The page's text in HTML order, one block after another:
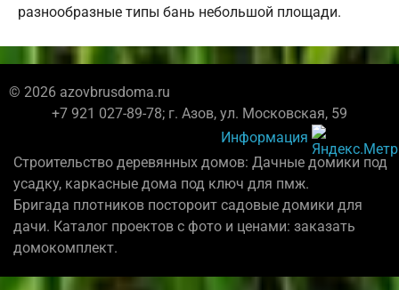
разнообразные типы бань небольшой площади.
© 2026 azovbrusdoma.ru
+7 921 027-89-78; г. Азов, ул. Московская, 59
Информация
Строительство деревянных домов: Дачные домики под
усадку, каркасные дома под ключ для пмж.
Бригада плотников постороит садовые домики для
дачи. Каталог проектов с фото и ценами: заказать
домокомплект.